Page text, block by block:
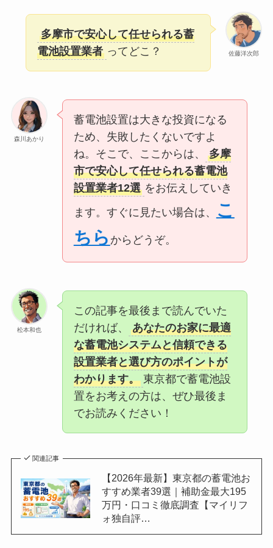
佐藤洋次郎
多摩市で安心して任せられる蓄
電池設置業者 ってどこ？
森川あかり
蓄電池設置は大きな投資になる
ため、失敗したくないですよ
ね。そこで、ここからは、
多摩
市で安心して任せられる蓄電池
設置業者12選 をお伝えしていき
ます。すぐに見たい場合は、
こ
ちら からどうぞ。
松本和也
この記事を最後まで読んでいた
だければ、
あなたのお家に最適
な蓄電池システムと信頼できる
設置業者と選び方のポイントが
わかります。 東京都で蓄電池設
置をお考えの方は、ぜひ最後ま
でお読みください！
関連記事
【2026年最新】東京都の蓄電池お
すすめ業者39選｜補助金最大195
万円・口コミ徹底調査【マイリフ
ォ独自評…